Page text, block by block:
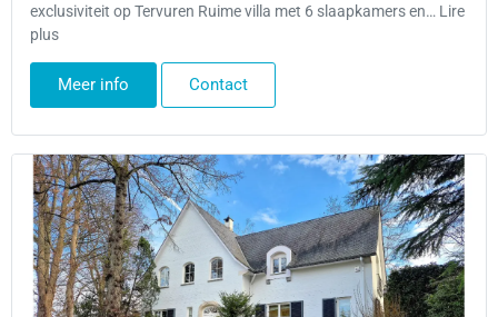
exclusiviteit op Tervuren Ruime villa met 6 slaapkamers en… Lire
plus
Meer info Contact